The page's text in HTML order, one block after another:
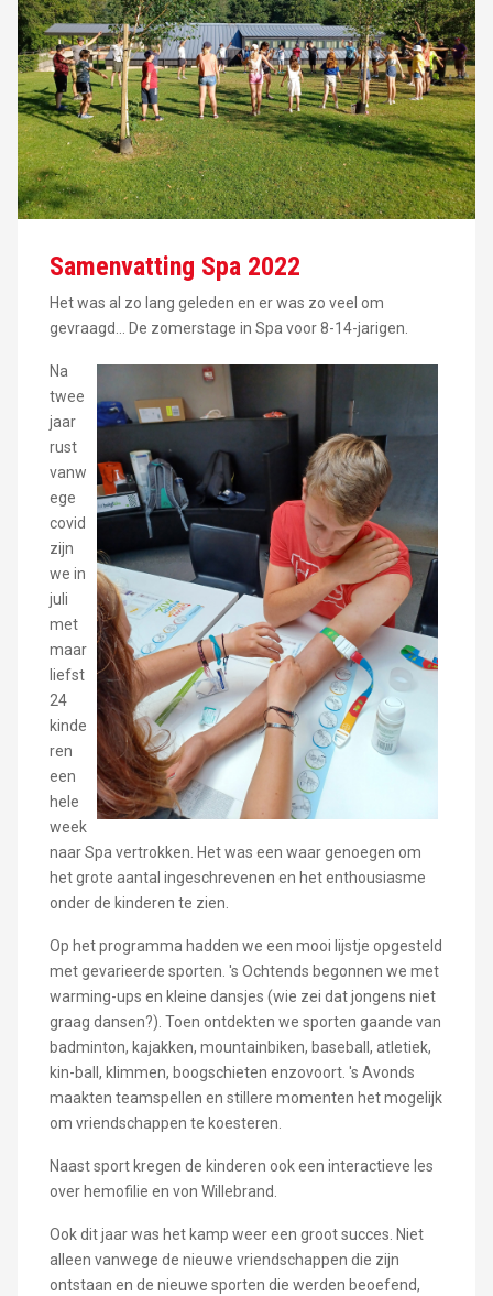
Samenvatting Spa 2022
Het was al zo lang geleden en er was zo veel om
gevraagd... De zomerstage in Spa voor 8-14-jarigen.
Na
twee
jaar
rust
vanw
ege
covid
zijn
we in
juli
met
maar
liefst
24
kinde
ren
een
hele
week
naar Spa vertrokken. Het was een waar genoegen om
het grote aantal ingeschrevenen en het enthousiasme
onder de kinderen te zien.
Op het programma hadden we een mooi lijstje opgesteld
met gevarieerde sporten. 's Ochtends begonnen we met
warming-ups en kleine dansjes (wie zei dat jongens niet
graag dansen?). Toen ontdekten we sporten gaande van
badminton, kajakken, mountainbiken, baseball, atletiek,
kin-ball, klimmen, boogschieten enzovoort. 's Avonds
maakten teamspellen en stillere momenten het mogelijk
om vriendschappen te koesteren.
Naast sport kregen de kinderen ook een interactieve les
over hemofilie en von Willebrand.
Ook dit jaar was het kamp weer een groot succes. Niet
alleen vanwege de nieuwe vriendschappen die zijn
ontstaan ​​en de nieuwe sporten die werden beoefend,